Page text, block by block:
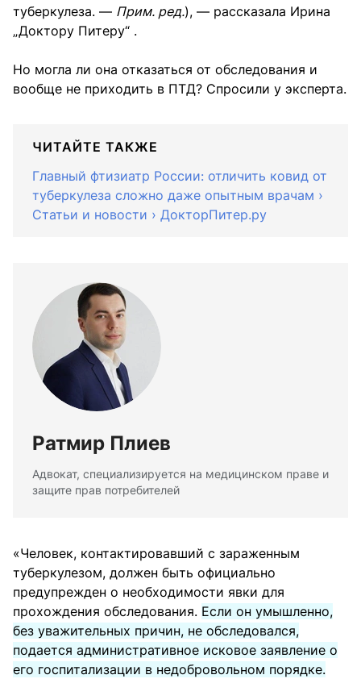
туберкулеза. — Прим. ред.), — рассказала Ирина
„Доктору Питеру“ .
Но могла ли она отказаться от обследования и
вообще не приходить в ПТД? Спросили у эксперта.
ЧИТАЙТЕ ТАКЖЕ
Главный фтизиатр России: отличить ковид от
туберкулеза сложно даже опытным врачам ›
Статьи и новости › ДокторПитер.ру
Ратмир Плиев
Адвокат, специализируется на медицинском праве и
защите прав потребителей
«Человек, контактировавший с зараженным
туберкулезом, должен быть официально
предупрежден о необходимости явки для
прохождения обследования. Если он умышленно,
без уважительных причин, не обследовался,
подается административное исковое заявление о
его госпитализации в недобровольном порядке.